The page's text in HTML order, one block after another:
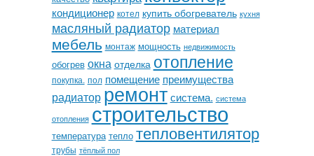
кондиционер котел купить обогреватель кухня
масляный радиатор материал
мебель монтаж мощность недвижимость
обогрев окна отделка отопление
покупка. пол помещение преимущества
радиатор ремонт система. система
отопления строительство
температура тепло тепловентилятор
трубы тёплый пол